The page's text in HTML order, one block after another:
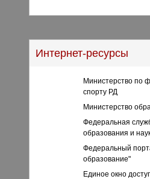
Интернет-ресурсы
Министерство по
спорту РД
Министерство
Федеральная
образования и
Федеральный
образование"
Единое окно